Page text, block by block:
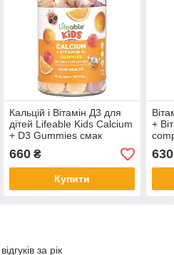
Кальцій і Вітамін Д3 для
дітей Lifeable Kids Calcium
+ D3 Gummies смак
фруктів 60 мармеладок
660₴
Купити
+
60
630
за рік